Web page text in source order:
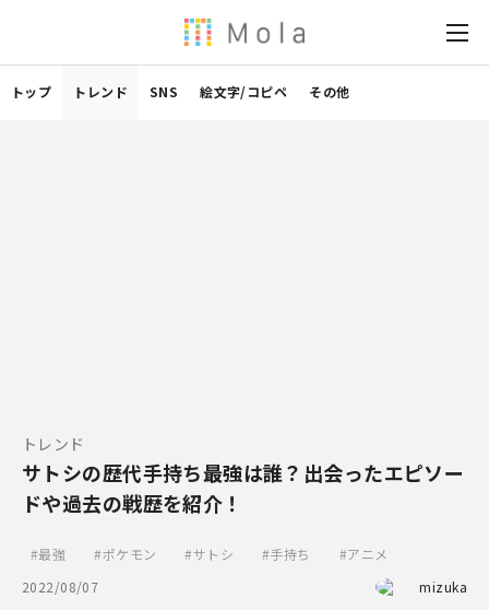
トップ トレンド SNS 絵文字/コピペ その他
トレンド
サトシの歴代手持ち最強は誰？出会ったエピソー
ドや過去の戦歴を紹介！
最強 ポケモン サトシ 手持ち
アニメ
2022/08/07
mizuka